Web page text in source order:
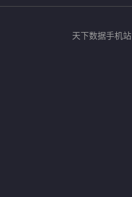
天下数据手机站